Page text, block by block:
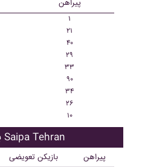
پیراهن
۱
۲۱
۴۰
۲۹
۳۳
۹۰
۳۴
۲۶
۱۰
بازیکنان اصلی Saipa Tehran
بازیکن تعویضی پیراهن